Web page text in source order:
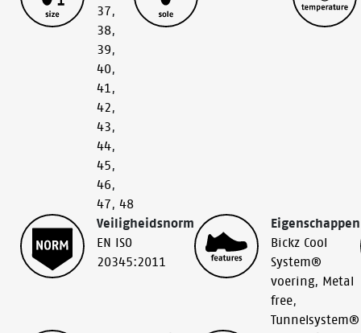
37,
38,
39,
40,
41,
42,
43,
44,
45,
46,
47, 48
Veiligheidsnorm
EN ISO
20345:2011
Eigenschappen
Bickz Cool
System®
voering, Metal
free,
Tunnelsystem®